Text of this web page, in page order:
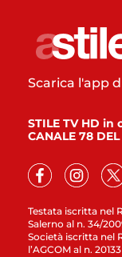
Testata iscritta nel
Salerno al n. 34/
Società iscritta nel
l’AGCOM al n. 20133
Scarica l'app
STILE TV HD in
CANALE 78 DEL